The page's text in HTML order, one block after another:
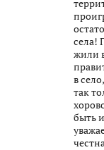
села!
жили
в
так
быть